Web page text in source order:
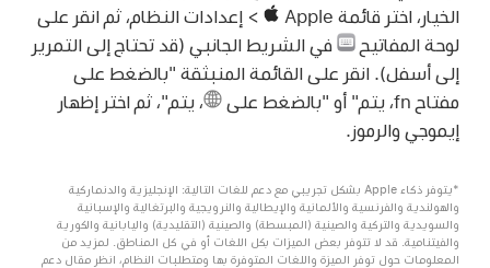
الخيار، اختر قائمة Apple
> إعدادات النظام، ثم انقر على
لوحة المفاتيح
في الشريط الجانبي (قد تحتاج إلى التمرير
إلى أسفل). انقر على القائمة المنبثقة "بالضغط على
مفتاح fn، يتم" أو "بالضغط على
، يتم"، ثم اختر إظهار
إيموجي والرموز.
*يتوفر ذكاء Apple بشكل تجريبي مع دعم للغات التالية: الإنجليزية والدنماركية
والهولندية والفرنسية والألمانية والإيطالية والنرويجية والبرتغالية والإسبانية
والسويدية والتركية والصينية (المبسطة) والصينية (التقليدية) واليابانية والكورية
والفيتنامية. قد لا تتوفر بعض الميزات بكل اللغات أو في كل المناطق. لمزيد من
المعلومات حول توفر الميزة واللغات المتوفرة بها ومتطلبات النظام، انظر مقال دعم